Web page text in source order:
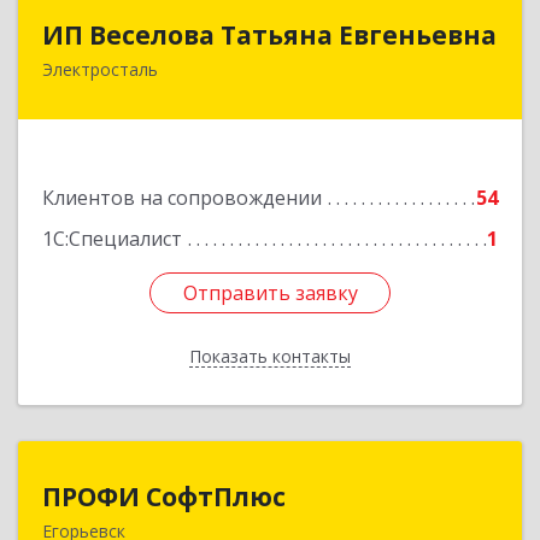
ИП Веселова Татьяна Евгеньевна
Электросталь
Клиентов на сопровождении
54
1С:Специалист
1
Отправить заявку
Показать контакты
144000, Московская обл, Электросталь г,
Отправить заявку
Назад
ПРОФИ СофтПлюс
Егорьевск